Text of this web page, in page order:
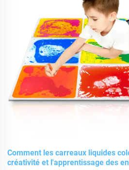
Comment les carreaux liquides
créativité et l'apprentissage des